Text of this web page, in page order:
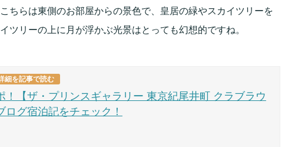
ちらは東側のお部屋からの景色で、皇居の緑やスカイツリーを
ツリーの上に月が浮かぶ光景はとっても幻想的ですね。
細を記事で読む
！【ザ・プリンスギャラリー 東京紀尾井町 クラブラウ
ログ宿泊記をチェック！